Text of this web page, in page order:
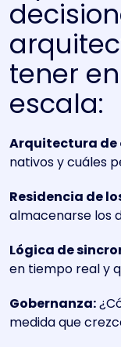
tener
escala:
Arquitectura de
nativos y cuáles
Residencia de
almacenarse los
Lógica de
en tiempo real y
Gobernanza:
medida que